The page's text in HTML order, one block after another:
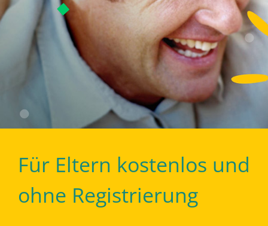
Für Eltern kostenlos und
ohne Registrierung